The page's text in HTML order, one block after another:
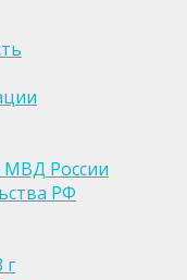
МВД России
РФ
г